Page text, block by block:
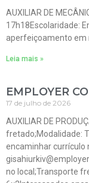
AUXILIAR DE
17h18Escolaridade:
aperfeiçoamento em
Leia mais »
EMPLOYER
17 de julho de 2026
AUXILIAR DE
fretado;Modalidade:
encaminhar currículo
no local;Transporte